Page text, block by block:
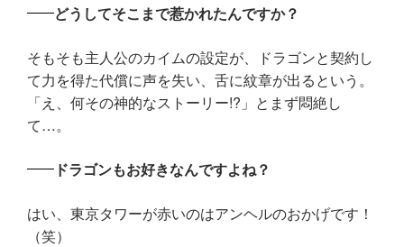
どうしてそこまで惹かれたんですか？
そもそも主人公のカイムの設定が、ドラゴンと契約し
て力を得た代償に声を失い、舌に紋章が出るという。
「え、何その神的なストーリー!?」とまず悶絶し
て…。
ドラゴンもお好きなんですよね？
はい、東京タワーが赤いのはアンヘルのおかげです！
（笑）